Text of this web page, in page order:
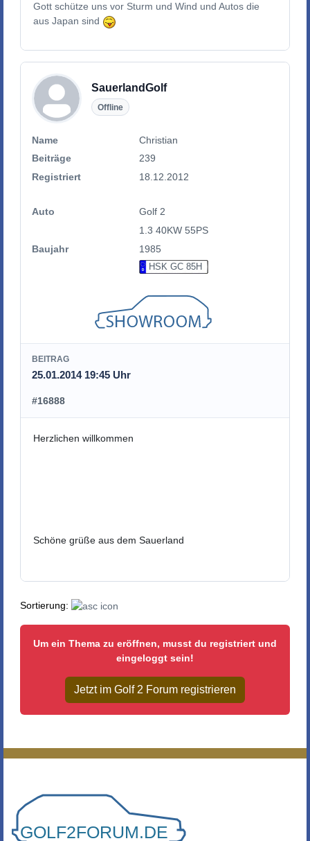
Gott schütze uns vor Sturm und Wind und Autos die
aus Japan sind
SauerlandGolf
Offline
Name
Christian
Beiträge
239
Registriert
18.12.2012
Auto
Golf 2
1.3 40KW 55PS
Baujahr
1985
HSK GC 85H
BEITRAG
25.01.2014 19:45 Uhr
#16888
Herzlichen willkommen
Schöne grüße aus dem Sauerland
Sortierung:
Um ein Thema zu eröffnen, musst du registriert und
eingeloggt sein!
Jetzt im Golf 2 Forum registrieren